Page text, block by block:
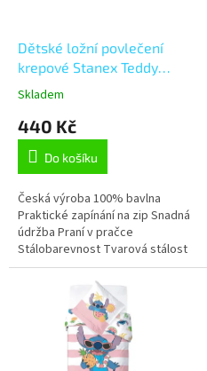
Dětské ložní povlečení
krepové Stanex Teddy
(LS428), 135 x 90 + 40 x
Skladem
440 Kč
Do košíku
Česká výroba 100% bavlna
Praktické zapínání na zip Snadná
údržba Praní v pračce
Stálobarevnost Tvarová stálost